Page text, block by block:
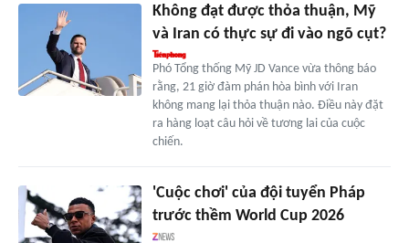
Không đạt được thỏa thuận, Mỹ
và Iran có thực sự đi vào ngõ cụt?
Phó Tổng thống Mỹ JD Vance vừa thông báo
rằng, 21 giờ đàm phán hòa bình với Iran
không mang lại thỏa thuận nào. Điều này đặt
ra hàng loạt câu hỏi về tương lai của cuộc
chiến.
'Cuộc chơi' của đội tuyển Pháp
trước thềm World Cup 2026